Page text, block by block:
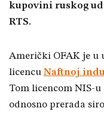
kupovini ruskog
RTS.
Američki OFAK je u
licencu Naftnoj
Tom licencom NIS-u
odnosno prerada